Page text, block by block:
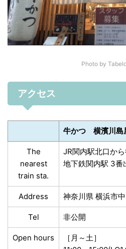
Photo by
アクセス
牛かつ 横濱川島
The
nearest
train sta.
JR関内駅北口から
地下鉄関内駅 3番
Address 神奈川県 横浜市
Tel 非公開
Open hours
［月～土］